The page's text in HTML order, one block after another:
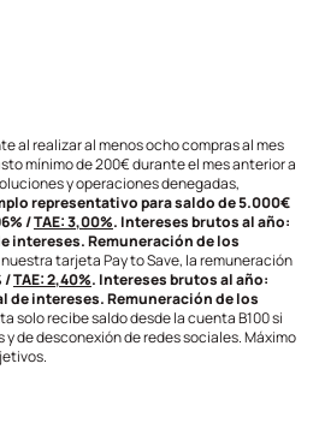
al realizar al menos ocho compras al mes
mínimo de 200€ durante el mes anterior a
y operaciones denegadas,
representativo para saldo de 5.000€
/TAE: 3,00%. Intereses brutos al año:
intereses. Remuneración de los
nuestra tarjeta Pay to Save, la remuneración
/TAE: 2,40%. Intereses brutos al año:
de intereses. Remuneración de los
solo recibe saldo desde la cuenta B100 si
de desconexión de redes sociales. Máximo